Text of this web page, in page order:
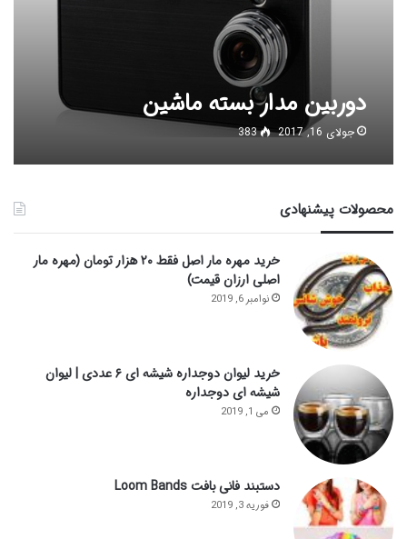
دوربین مدار بسته ماشین
جولای 16, 2017 383
محصولات پیشنهادی
خرید مهره مار اصل فقط ۲۰ هزار تومان (مهره مار
اصلی ارزان قیمت)
نوامبر 6, 2019
خرید لیوان دوجداره شیشه ای ۶ عددی | لیوان
شیشه ای دوجداره
می 1, 2019
دستبند فانی بافت Loom Bands
فوریه 3, 2019